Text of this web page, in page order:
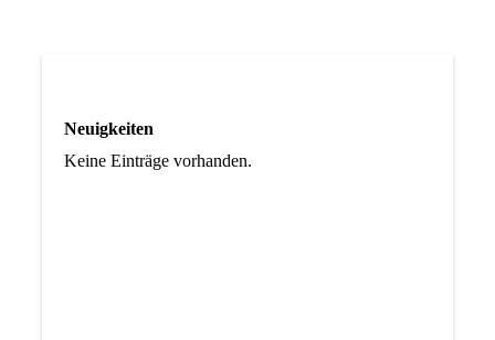
Neuigkeiten
Keine Einträge vorhanden.